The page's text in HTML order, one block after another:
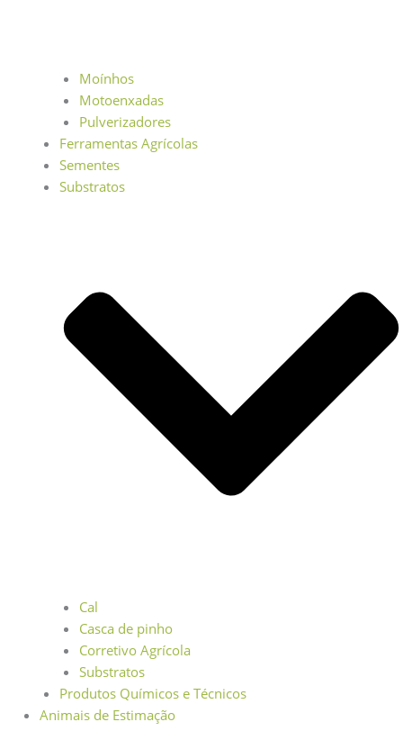
Moínhos
Motoenxadas
Pulverizadores
Ferramentas Agrícolas
Sementes
Substratos
Cal
Casca de pinho
Corretivo Agrícola
Substratos
Produtos Químicos e Técnicos
Animais de Estimação